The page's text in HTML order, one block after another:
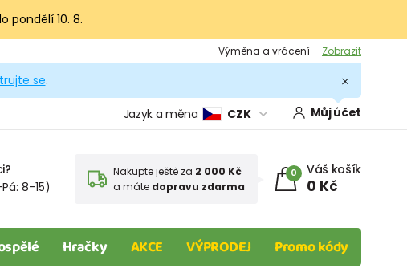
pondělí 10. 8.
Výměna a vrácení - Zobrazit
Podmínky
se.
Jazyk a měna CZK Můj účet
8-15)
Nakupte ještě za 2 000 Kč
a máte dopravu zdarma
0 Váš košík
0 Kč
Hračky AKCE VÝPRODEJ Promo kódy